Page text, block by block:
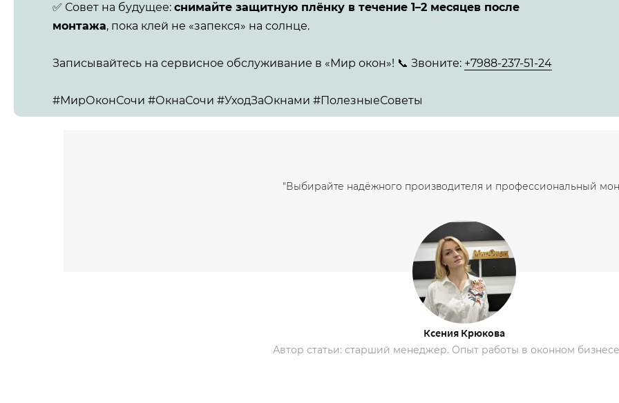
✅ Совет на будущее: снимайте защитную плёнку в течение 1–2 месяцев после
монтажа, пока клей не «запекся» на солнце.
Записывайтесь на сервисное обслуживание в «Мир окон»! 📞 Звоните: +7988-237-51-24
#МирОконСочи #ОкнаСочи #УходЗаОкнами #ПолезныеСоветы
"Выбирайте надёжного производителя и профессиональный
Ксения Крюкова
Автор статьи: старший менеджер. Опыт работы в оконном бизнесе